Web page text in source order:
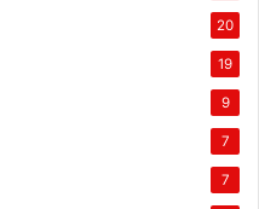
20
19
9
7
7